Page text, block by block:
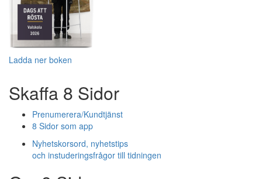
Ladda ner boken
Skaffa 8 Sidor
Prenumerera/Kundtjänst
8 Sidor som app
Nyhetskorsord, nyhetstips
och instuderingsfrågor till tidningen